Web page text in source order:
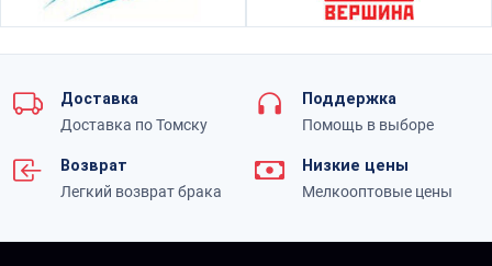
Доставка
Доставка по Томску
Поддержка
Помощь в выборе
Возврат
Легкий возврат брака
Низкие цены
Мелкооптовые цены